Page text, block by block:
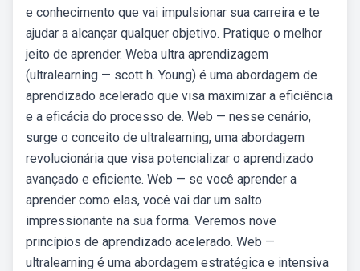
e conhecimento que vai impulsionar sua carreira e te
ajudar a alcançar qualquer objetivo. Pratique o melhor
jeito de aprender. Weba ultra aprendizagem
(ultralearning — scott h. Young) é uma abordagem de
aprendizado acelerado que visa maximizar a eficiência
e a eficácia do processo de. Web — nesse cenário,
surge o conceito de ultralearning, uma abordagem
revolucionária que visa potencializar o aprendizado
avançado e eficiente. Web — se você aprender a
aprender como elas, você vai dar um salto
impressionante na sua forma. Veremos nove
princípios de aprendizado acelerado. Web —
ultralearning é uma abordagem estratégica e intensiva